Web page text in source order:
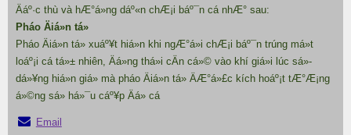
Äáº·c thù và hÆ°á»ng dáº«n chÆ¡i báº¯n cá nhÆ° sau:
Pháo Äiá»n tá»­
Pháo Äiá»n tá»­ xuáº¥t hiá»n khi ngÆ°á»i chÆ¡i báº¯n trúng má»t
loáº¡i cá tá»± nhiên, Äá»ng thá»i cÄn cá»© vào khí giá»i lúc sá»­
dá»¥ng hiá»n giá» mà pháo Äiá»n tá»­ ÄÆ°á»£c kích hoáº¡t tÆ°Æ¡ng
á»©ng sá» há»¯u cáº¥p Äá» cá
Email